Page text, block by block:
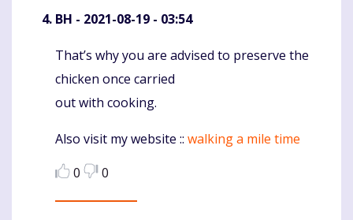
BH - 2021-08-19 - 03:54
Komentaras
That’s why you are advised to preserve the
chicken once carried
out with cooking.
Also visit my website :: walking a mile time
0
0